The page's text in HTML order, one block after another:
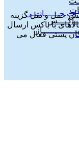
جــــــانـبـی
تومان در بخش حمل و نقل گزینه
فعال می شود. 2-برای کالاهای با باکس ارسال
پستی فعال می